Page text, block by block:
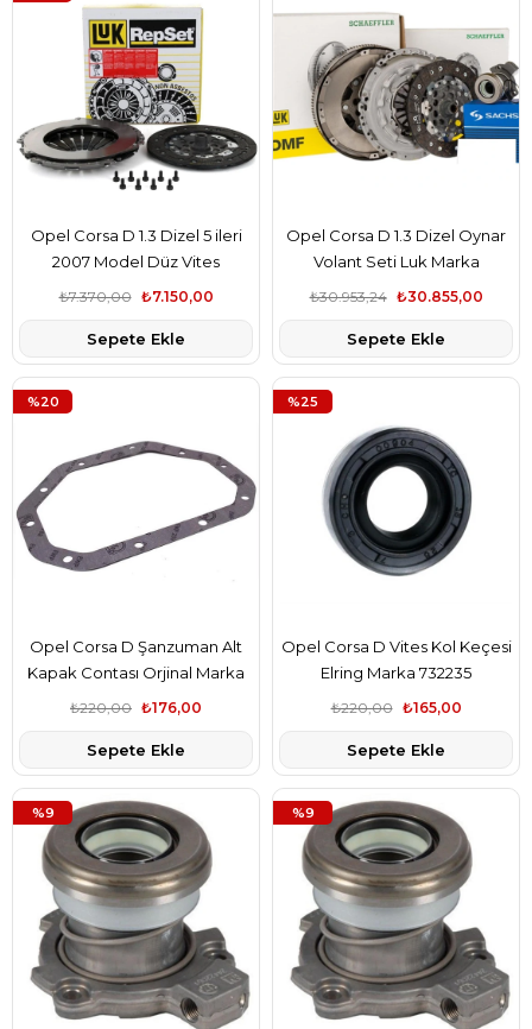
Opel Corsa D 1.3 Dizel 5 ileri
2007 Model Düz Vites
Debriyaj Seti Baskı Balata Luk
₺7.150,00
₺7.370,00
Sepete Ekle
Opel Corsa D 1.3 Dizel Oynar
Volant Seti Luk Marka
5679333-6606008-616037
₺30.855,00
₺30.953,24
Sepete Ekle
Opel Corsa D Şanzuman Alt
Kapak Contası Orjinal Marka
370035₺176,00
₺220,00
Sepete Ekle
%20
Opel Corsa D Vites Kol Keçesi
Elring Marka 732235
₺165,00
₺220,00
Sepete Ekle
%25
%9 %9